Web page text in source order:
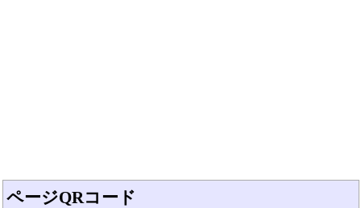
ページQRコード